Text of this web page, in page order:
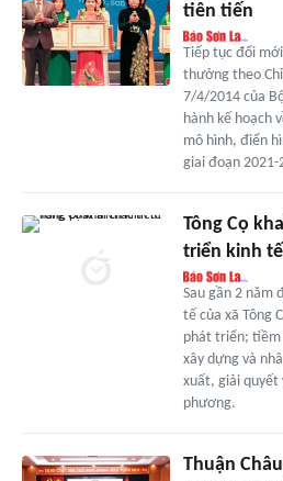
tiên tiến
Tiếp tục đổi
thưởng theo
7/4/2014 của
hành kế hoạch
mô hình, điển
giai đoạn 2021-
Tông Cọ
triển kinh tế
Sau gần 2 năm
tế của xã Tông
phát triển;
xây dựng và
xuất, giải quyết
phương.
Thuận